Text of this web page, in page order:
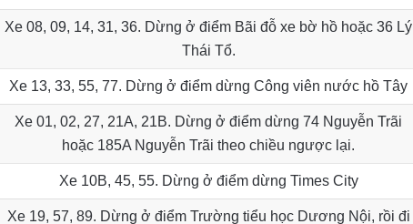
Xe 08, 09, 14, 31, 36. Dừng ở điểm Bãi đỗ xe bờ hồ hoặc 36 Lý
Thái Tổ.
Xe 13, 33, 55, 77. Dừng ở điểm dừng Công viên nước hồ Tây
Xe 01, 02, 27, 21A, 21B. Dừng ở điểm dừng 74 Nguyễn Trãi
hoặc 185A Nguyễn Trãi theo chiều ngược lại.
Xe 10B, 45, 55. Dừng ở điểm dừng Times City
Xe 19, 57, 89. Dừng ở điểm Trường tiểu học Dương Nội, rồi đi